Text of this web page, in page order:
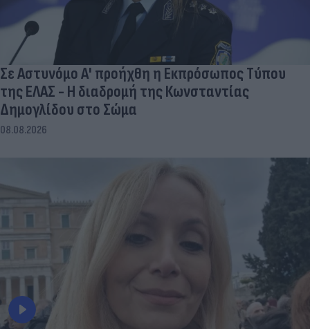
Σε Αστυνόμο Α' προήχθη η Εκπρόσωπος Τύπου
της ΕΛΑΣ - Η διαδρομή της Κωνσταντίας
Δημογλίδου στο Σώμα
08.08.2026